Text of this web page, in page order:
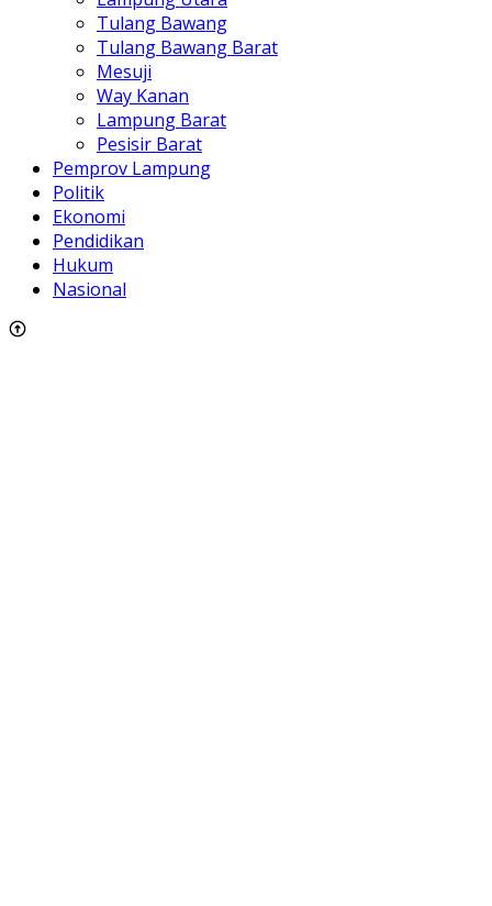
Tulang Bawang
Tulang Bawang Barat
Mesuji
Way Kanan
Lampung Barat
Pesisir Barat
Pemprov Lampung
Politik
Ekonomi
Pendidikan
Hukum
Nasional